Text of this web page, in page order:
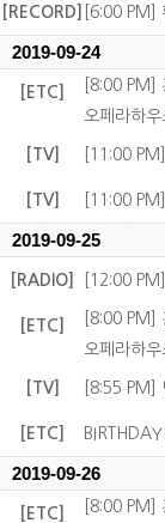
[RECORD] [6:00 PM]
2019-09-24
[ETC]
[8:00 PM]
오페라하우
[TV] [11:00
[TV] [11:00
2019-09-25
[RADIO] [12:00
[ETC]
[8:00 PM]
오페라하우
[TV] [8:55 PM]
[ETC]
2019-09-26
[ETC]
[8:00 PM]